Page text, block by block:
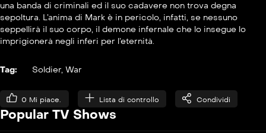
S01E10
Il furto del diadema
La maledizione dell&#8217;urna
S01E12
Wendigo
una banda di criminali ed il suo cadavere non trova degna
sepoltura. L’anima di Mark è in pericolo, infatti, se nessuno
seppellirà il suo corpo, il demone infernale che lo insegue lo
imprigionerà negli inferi per l’eternità.
Tag: Soldier, War
0 Mi piace. Lista di controllo Condividi
Popular TV Shows